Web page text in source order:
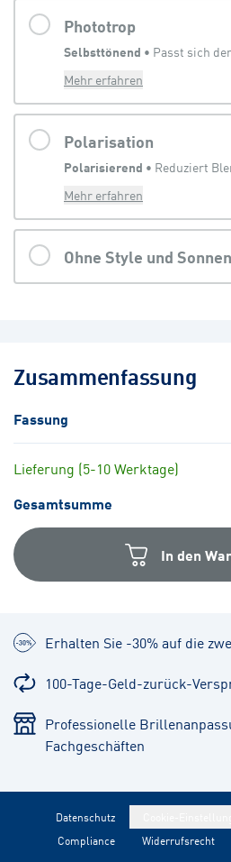
Phototrop
Selbsttönend •
Mehr erfahren
Polarisation
Polarisierend •
Mehr erfahren
Ohne Style und
Zusammenfassung
Fassung
Lieferung (5-10 Werktage)
Gesamtsumme
In den
Erhalten Sie -30% auf die
100-Tage-Geld-zurück-
Professionelle
Fachgeschäften
Datenschutz
Compliance
Widerrufsrecht